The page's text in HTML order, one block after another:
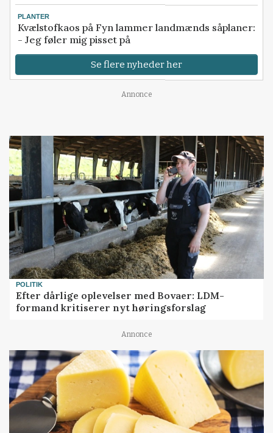
PLANTER
Kvælstofkaos på Fyn lammer landmænds såplaner:
- Jeg føler mig pisset på
Se flere nyheder her
Annonce
POLITIK
Efter dårlige oplevelser med Bovaer: LDM-
formand kritiserer nyt høringsforslag
Annonce